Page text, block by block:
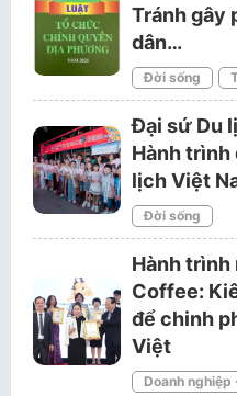
Tránh gây
dân…
Đời sống
Đại sứ Du
Hành trình
lịch Việt
Đời sống
Hành trình
Coffee:
để chinh
Việt
Doanh